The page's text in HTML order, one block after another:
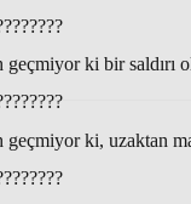
geçmiyor ki bir saldırı
geçmiyor ki, uzaktan